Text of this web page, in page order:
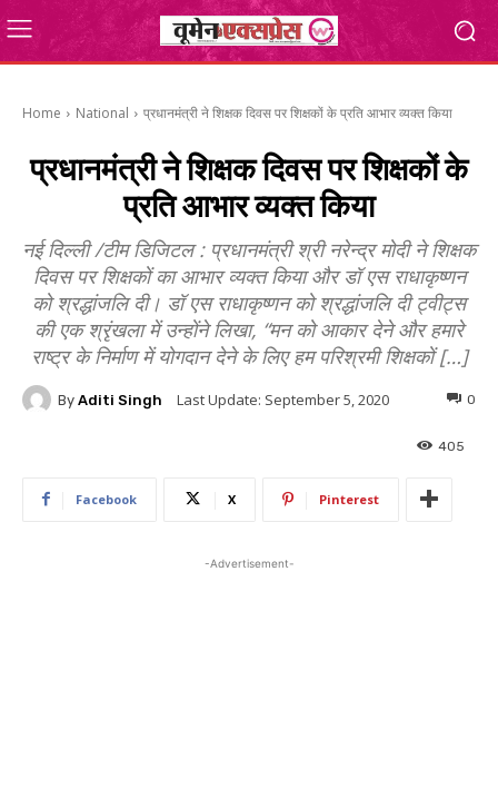
Home National प्रधानमंत्री ने शिक्षक दिवस पर शिक्षकों के प्रति आभार व्यक्त किया
प्रधानमंत्री ने शिक्षक दिवस पर शिक्षकों के
प्रति आभार व्यक्त किया
नई दिल्ली /टीम डिजिटल : प्रधानमंत्री श्री नरेन्द्र मोदी ने शिक्षक
दिवस पर शिक्षकों का आभार व्यक्त किया और डॉ एस राधाकृष्णन
को श्रद्धांजलि दी। डॉ एस राधाकृष्णन को श्रद्धांजलि दी ट्वीट्स
की एक श्रृंखला में उन्होंने लिखा, “मन को आकार देने और हमारे
राष्ट्र के निर्माण में योगदान देने के लिए हम परिश्रमी शिक्षकों […]
By Aditi Singh Last Update: September 5, 2020 0
405
Facebook X Pinterest
-Advertisement-